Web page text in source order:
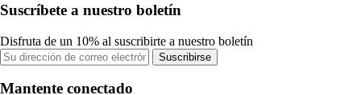
Suscríbete a nuestro boletín
Disfruta de un 10% al suscribirte a nuestro boletín
Suscribirse
Mantente conectado